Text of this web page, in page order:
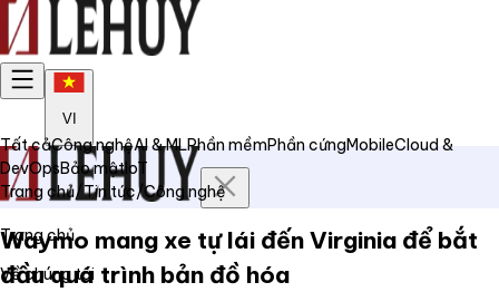
VI
Trang chủ
Về chúng tôi
Tất cảCông nghệAI & MLPhần mềmPhần cứngMobileCloud &
DevOpsBảo mậtIoT
Trang chủ/Tin tức/Công nghệ
Waymo mang xe tự lái đến Virginia để bắt
đầu quá trình bản đồ hóa